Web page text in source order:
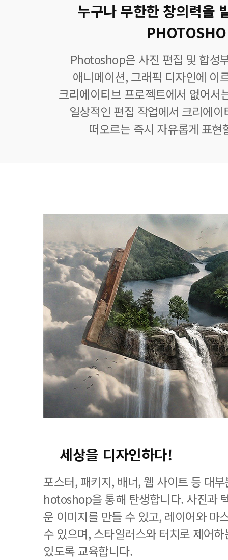
누구나 무한한 창의력을
Photoshop은 사진 편집 및 합성
애니메이션, 그래픽 디자인에 이
크리에이티브 프로젝트에서 없어서
일상적인 편집 작업에서 크리에
떠오르는 즉시 자유롭게 표현
세상을 디자인하다!
포스터, 패키지, 배너, 웹 사이트 등 대
hotoshop을 통해 탄생합니다. 사진과
운 이미지를 만들 수 있고, 레이어와 마
수 있으며, 스타일러스와 터치로 제어
있도록 교육합니다.